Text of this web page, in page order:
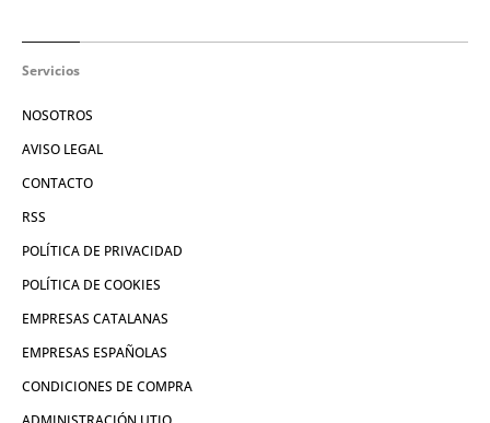
Servicios
NOSOTROS
AVISO LEGAL
CONTACTO
RSS
POLÍTICA DE PRIVACIDAD
POLÍTICA DE COOKIES
EMPRESAS CATALANAS
EMPRESAS ESPAÑOLAS
CONDICIONES DE COMPRA